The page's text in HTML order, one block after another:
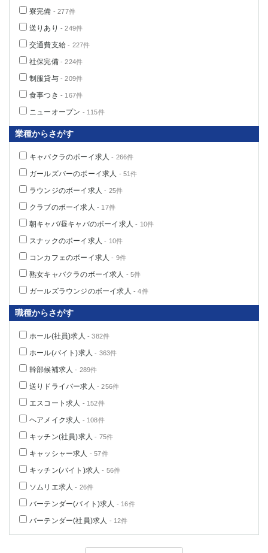
寮完備 - 277件
送りあり - 249件
交通費支給 - 227件
社保完備- 224件
制服貸与- 209件
食事つき - 167件
ニューオープン - 115件
業種からさがす
キャバクラのボーイ求人 - 266件
ガールズバーのボーイ求人 - 51件
ラウンジのボーイ求人 - 25件
クラブのボーイ求人 - 17件
朝キャバ/昼キャバのボーイ求人 - 10件
スナックのボーイ求人 - 10件
コンカフェのボーイ求人 - 9件
熟女キャバクラのボーイ求人 - 5件
ガールズラウンジのボーイ求人 - 4件
職種からさがす
ホール(社員)求人 - 382件
ホール(バイト)求人 - 363件
幹部候補求人 - 289件
送りドライバー求人 - 256件
エスコート求人 - 152件
ヘアメイク求人 - 108件
キッチン(社員)求人 - 75件
キャッシャー求人 - 57件
キッチン(バイト)求人 - 56件
ソムリエ求人 - 26件
バーテンダー(バイト)求人 - 16件
バーテンダー(社員)求人 - 12件